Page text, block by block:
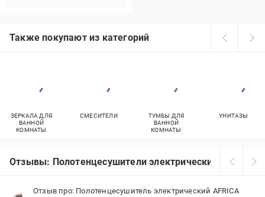
Также покупают из категорий
ЗЕРКАЛА ДЛЯ
ВАННОЙ
КОМНАТЫ
СМЕСИТЕЛИ
ТУМБЫ ДЛЯ
ВАННОЙ
КОМНАТЫ
УНИТАЗЫ
Отзывы: Полотенцесушители электрические AFRICA
Отзыв про: Полотенцесушитель электрический AFRICA